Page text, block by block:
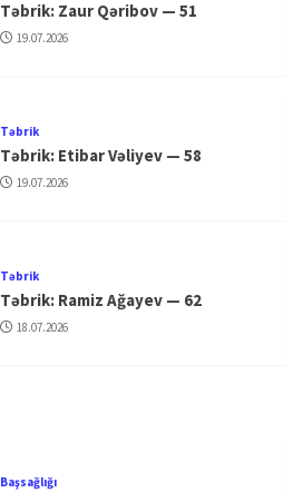
Təbrik: Zaur Qəribov — 51
19.07.2026
Təbrik
Təbrik: Etibar Vəliyev — 58
19.07.2026
Təbrik
Təbrik: Ramiz Ağayev — 62
18.07.2026
Başsağlığı